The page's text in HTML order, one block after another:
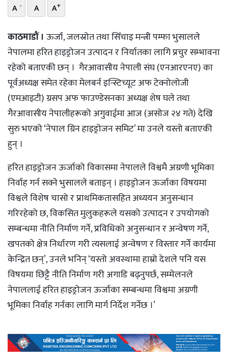
A - A A+
काठमाडौं । ऊर्जा, जलस्रोत तथा सिँचाइ मन्त्री पम्फा भुसालले
नेपालमा हरित हाइड्रोजन उत्पादन र निर्यातका लागि प्रचुर सम्भावना
रहेको बताएकी छन् । गैरआवासीय नेपाली संघ (एनआरएनए) का
पूर्वअध्यक्ष समेत रहेका मेलबर्न इन्स्टिच्यूट अफ टेक्नोलोजी
(एमआइटी) ग्रसप अफ फाउण्डेसनका अध्यक्ष शेष घले तथा
गैरआवासीय नेपालीहरूको अगुवाईमा आज (असोज २४ गते) देखि
सुरु भएको ‘नेपाल ग्रिन हाइड्रोजन समिट’ मा उनले यस्तो बताएकी
हुन् ।
हरित हाइड्रोजन ऊर्जाको विकासमा नेपालले विश्वमै अग्रणी भूमिका
निर्वाह गर्न सक्ने भुसालले बताइन् । हाइड्रोजन ऊर्जाका विषयमा
विश्वले विशेष चासो र प्राथमिकतासहित अध्ययन अनुसन्धान
गरिरहेको छ, विकसित मुलुकहरूले यसको उत्पादन र उपयोगको
सम्बन्धमा नीति निर्माण गर्ने, प्रविधिको अनुसन्धान र अन्वेषण गर्ने,
खपतको क्षेत्र निर्धारण गरी त्यसलाई अन्वेषण र विस्तार गर्ने कार्यमा
केन्द्रित छन्’, उनले भनिन् ‘यस्तो अवस्थामा हाम्रो देशले पनि यस
विषयमा छिट्टै नीति निर्माण गरी अगाडि बढ्नुपर्छ, सम्मेलनले
नेपाललाई हरित हाइड्रोजन ऊर्जाका सम्बन्धमा विश्वमा अग्रणी
भूमिका निर्वाह गर्नका लागि मार्ग निर्देश गर्नेछ ।’